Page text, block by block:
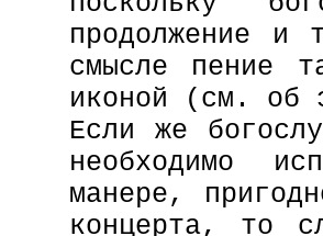
продолжение
смысле пение
иконой (см. об
Если же
необходимо
манере,
концерта, то